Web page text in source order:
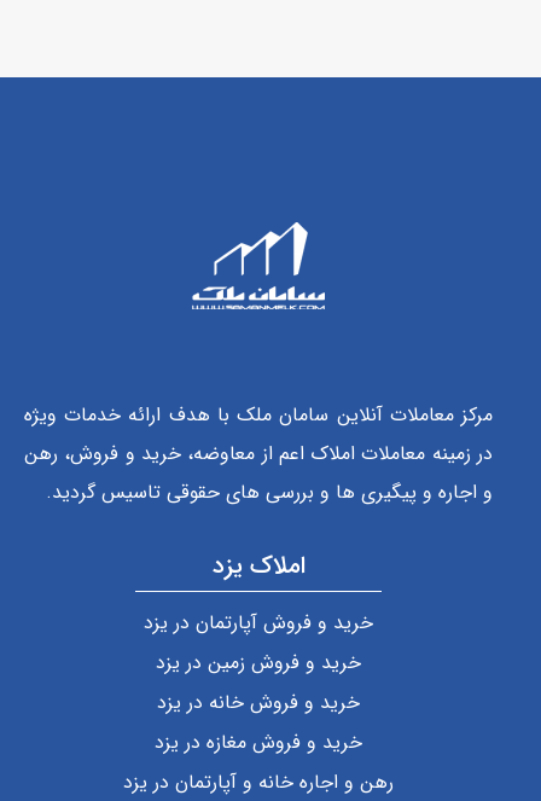
مرکز معاملات آنلاین سامان ملک با هدف ارائه خدمات ویژه
در زمینه معاملات املاک اعم از معاوضه، خرید و فروش، رهن
و اجاره و پیگیری ها و بررسی های حقوقی تاسیس گردید.
املاک یزد
خرید و فروش آپارتمان در یزد
خرید و فروش زمین در یزد
خرید و فروش خانه در یزد
خرید و فروش مغازه در یزد
رهن و اجاره خانه و آپارتمان در یزد